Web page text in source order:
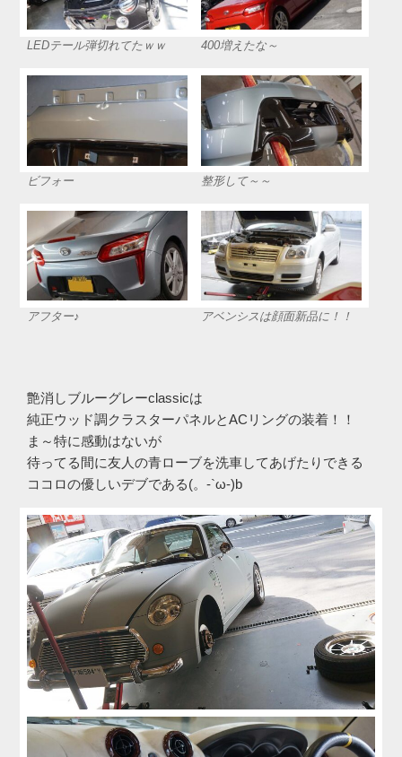
LEDテール弾切れてたｗｗ 400増えたな～
ビフォー 整形して～～
アフター♪ アベンシスは顔面新品に！！
艶消しブルーグレーclassicは
純正ウッド調クラスターパネルとACリングの装着！！
ま～特に感動はないが
待ってる間に友人の青ローブを洗車してあげたりできる
ココロの優しいデブである(。-`ω-)b